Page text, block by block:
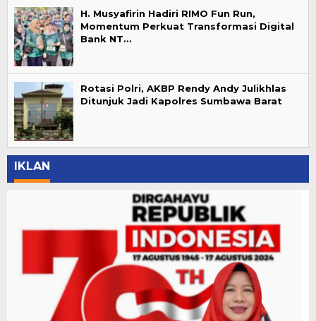
H. Musyafirin Hadiri RIMO Fun Run,
Momentum Perkuat Transformasi Digital
Bank NT…
Rotasi Polri, AKBP Rendy Andy Julikhlas
Ditunjuk Jadi Kapolres Sumbawa Barat
IKLAN